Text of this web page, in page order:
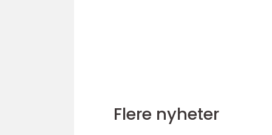
Flere nyheter